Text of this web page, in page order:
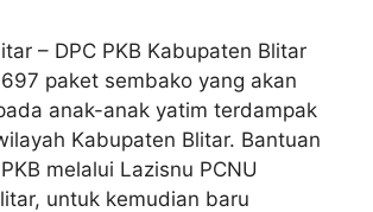
– DPC PKB Kabupaten Blitar
paket sembako yang akan
anak-anak yatim terdampak
Kabupaten Blitar. Bantuan
melalui Lazisnu PCNU
untuk kemudian baru